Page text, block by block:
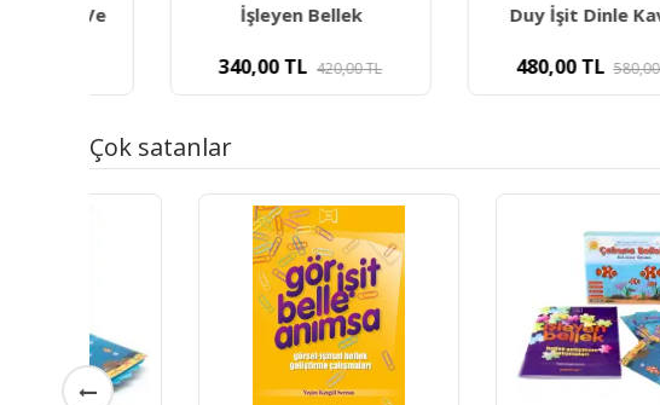
İşleyen Bellek
TL 420,00 TL
Duy İşit Dinle Kavra
TL 580,00 TL
Çok satanlar